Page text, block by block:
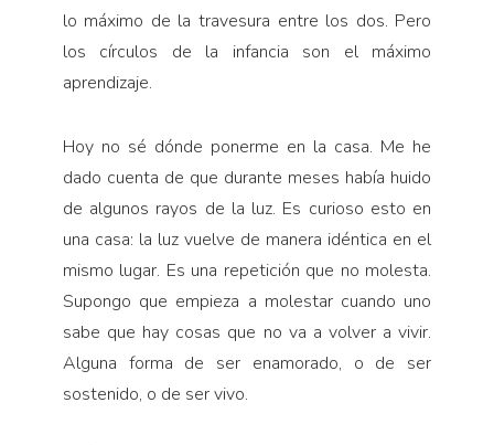
lo máximo de la travesura entre los dos. Pero
los círculos de la infancia son el máximo
aprendizaje.
Hoy no sé dónde ponerme en la casa. Me he
dado cuenta de que durante meses había huido
de algunos rayos de la luz. Es curio­so esto en
una casa: la luz vuelve de manera idéntica en el
mismo lugar. Es una repetición que no molesta.
Supongo que empieza a molestar cuando uno
sabe que hay cosas que no va a volver a vivir.
Alguna forma de ser enamorado, o de ser
sostenido, o de ser vivo.